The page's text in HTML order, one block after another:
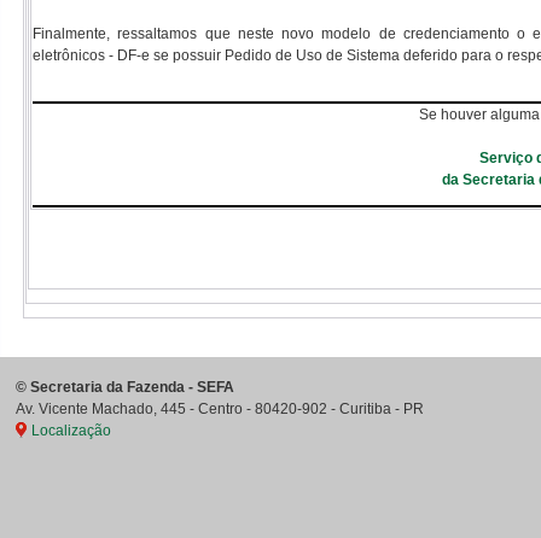
Finalmente, ressaltamos que neste novo modelo de credenciamento
eletrônicos - DF-e se possuir Pedido de Uso de Sistema deferido para o
Se houver
Serviço
da Secretaria
© Secretaria da Fazenda - SEFA
Av. Vicente Machado, 445 - Centro - 80420-902 - Curitiba - PR
Localização